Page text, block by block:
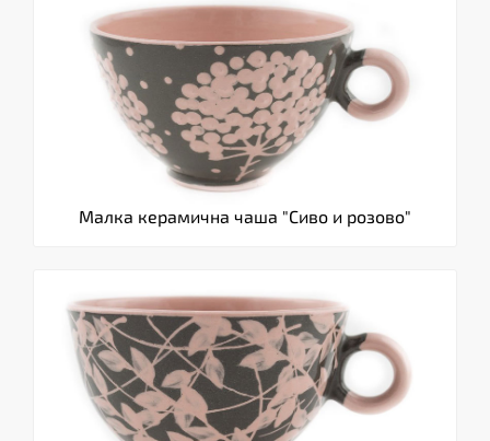
Малка керамична чаша "Сиво и розово"